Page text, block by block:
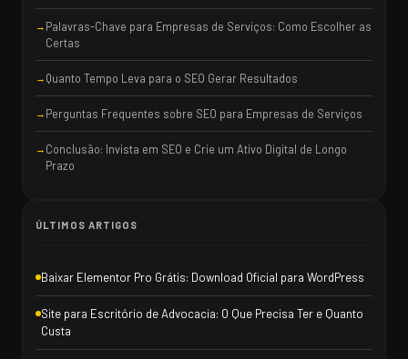
Palavras-Chave para Empresas de Serviços: Como Escolher as
Certas
Quanto Tempo Leva para o SEO Gerar Resultados
Perguntas Frequentes sobre SEO para Empresas de Serviços
Conclusão: Invista em SEO e Crie um Ativo Digital de Longo
Prazo
ÚLTIMOS ARTIGOS
Baixar Elementor Pro Grátis: Download Oficial para WordPress
Site para Escritório de Advocacia: O Que Precisa Ter e Quanto
Custa